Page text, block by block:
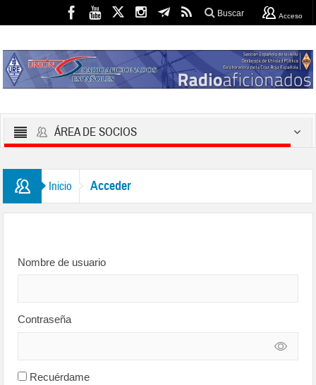
Buscar Acceso
ÁREA DE SOCIOS
Inicio Acceder
Nombre de usuario
Contraseña
Recuérdame